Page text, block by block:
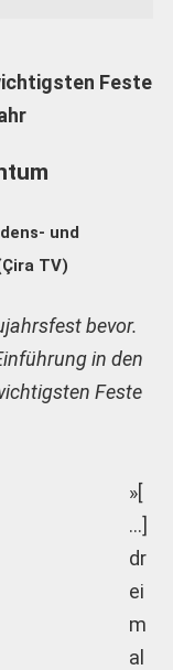
Feste
und
TV)
bevor.
in den
Feste
»[
…]
dr
ei
m
al